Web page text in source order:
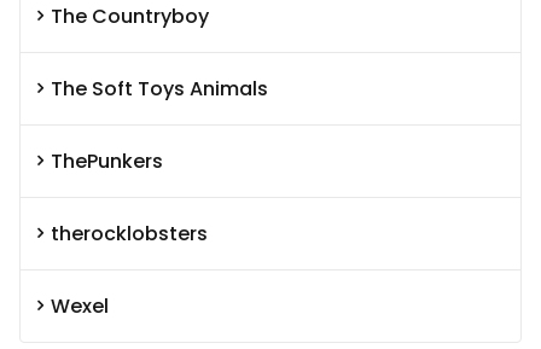
The Countryboy
The Soft Toys Animals
ThePunkers
therocklobsters
Wexel